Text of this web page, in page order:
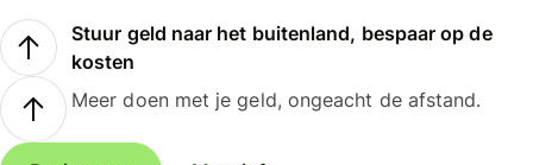
Stuur geld naar het buitenland, bespaar op de
kosten
Meer doen met je geld, ongeacht de afstand.